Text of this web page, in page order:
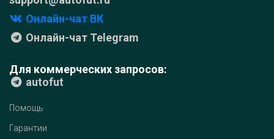
Онлайн-чат ВК
Онлайн-чат Telegram
Для коммерческих запросов:
autofut
Помощь
Гарантии